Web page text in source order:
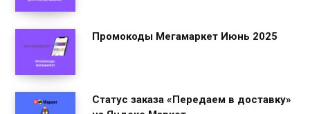
Промокоды Мегамаркет Июнь 2025
Статус заказа «Передаем в доставку»